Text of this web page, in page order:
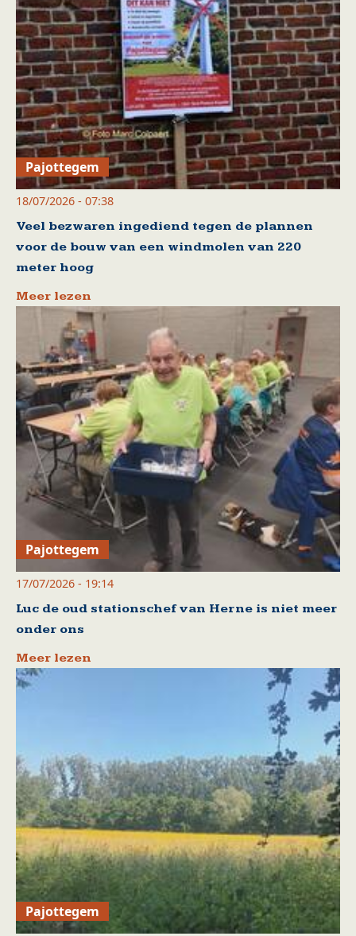
Pajottegem
18/07/2026 - 07:38
Veel bezwaren ingediend tegen de plannen
voor de bouw van een windmolen van 220
meter hoog
Meer lezen
Pajottegem
17/07/2026 - 19:14
Luc de oud stationschef van Herne is niet meer
onder ons
Meer lezen
Pajottegem